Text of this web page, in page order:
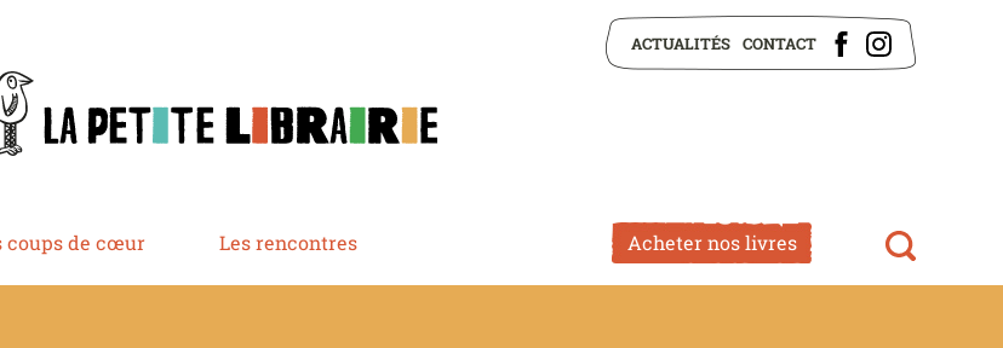
ACTUALITÉS CONTACT
coups de cœur Les rencontres Acheter nos livres